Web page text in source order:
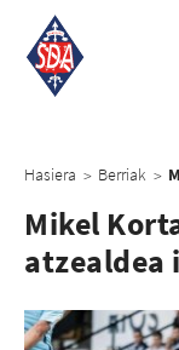
Hasiera > Berriak >
Mikel
atzealdea